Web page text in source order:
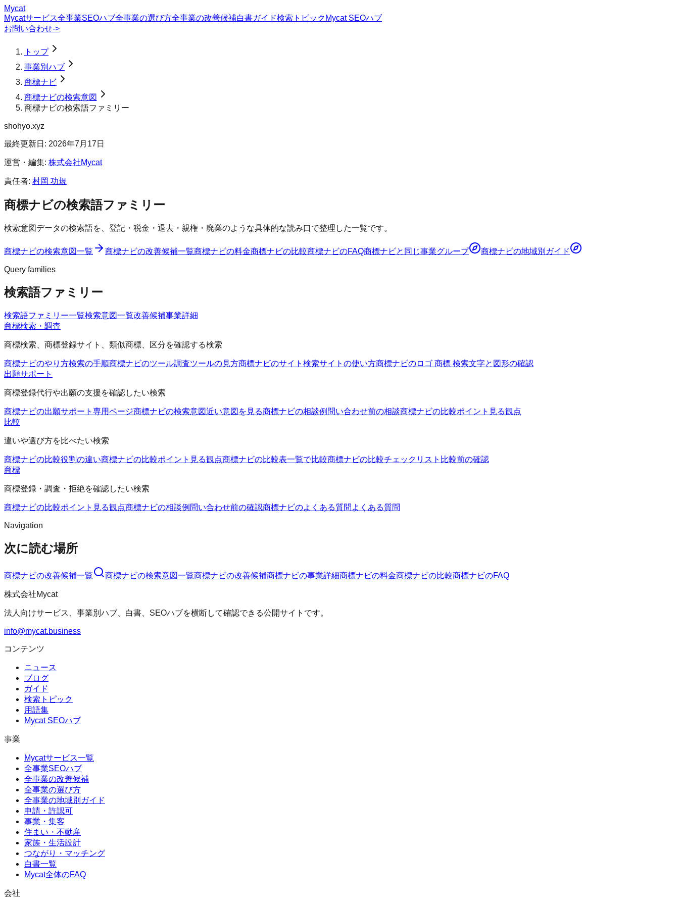
Mycat
Mycatサービス全事業SEOハブ全事業の選び方全事業の改善候補白書ガイド検索トピック Mycat SEOハブ
お問い合わせ->
トップ
事業別ハブ
商標ナビ
商標ナビの検索意図
商標ナビの検索語ファミリー
shohyo.xyz
最終更新日: 2026年7月17日
運営・編集: 株式会社Mycat
責任者: 村岡 功規
商標ナビの検索語ファミリー
検索意図データの検索語を、登記・税金・退去・親権・廃業のような具体的な読み口で整理した一覧です。
商標ナビの検索意図一覧 商標ナビの改善候補一覧商標ナビの料金商標ナビの比較商標ナビのFAQ商標ナビと同じ事業グループ 商標ナビの地域別ガイド
Query families
検索語ファミリー
検索語ファミリー一覧検索意図一覧改善候補事業詳細
商標検索・調査
商標検索、商標登録サイト、類似商標、区分を確認する検索
商標ナビのやり方検索の手順商標ナビのツール調査ツールの見方商標ナビのサイト 検索サイトの使い方商標ナビのロゴ 商標 検索文字と図形の確認
出願サポート
商標登録代行や出願の支援を確認したい検索
商標ナビの出願サポート 専用ページ商標ナビの検索意図近い意図を見る商標ナビの相談例 問い合わせ前の相談商標ナビの比較ポイント 見る観点
比較
違いや選び方を比べたい検索
商標ナビの比較役割の違い商標ナビの比較ポイント 見る観点商標ナビの比較表一覧で比較商標ナビの比較チェックリスト 比較前の確認
商標
商標登録・調査・拒絶を確認したい検索
商標ナビの比較ポイント 見る観点商標ナビの相談例 問い合わせ前の確認商標ナビのよくある質問 よくある質問
Navigation
次に読む場所
商標ナビの改善候補一覧 商標ナビの検索意図一覧商標ナビの改善候補商標ナビの事業詳細商標ナビの料金商標ナビの比較商標ナビのFAQ
株式会社Mycat
法人向けサービス、事業別ハブ、白書、SEOハブを横断して確認できる公開サイトです。
info@mycat.business
コンテンツ
ニュース
ブログ
ガイド
検索トピック
用語集
Mycat SEOハブ
事業
Mycatサービス一覧
全事業SEOハブ
全事業の改善候補
全事業の選び方
全事業の地域別ガイド
申請・許認可
事業・集客
住まい・不動産
家族・生活設計
つながり・マッチング
白書一覧
Mycat全体のFAQ
会社